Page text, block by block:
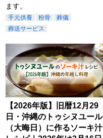
ます。
手元供養 粉骨
葬儀
葬送サービス
【2026年版】旧暦12月29
日・沖縄のトゥシヌユール
（大晦日）に作るソーキ汁